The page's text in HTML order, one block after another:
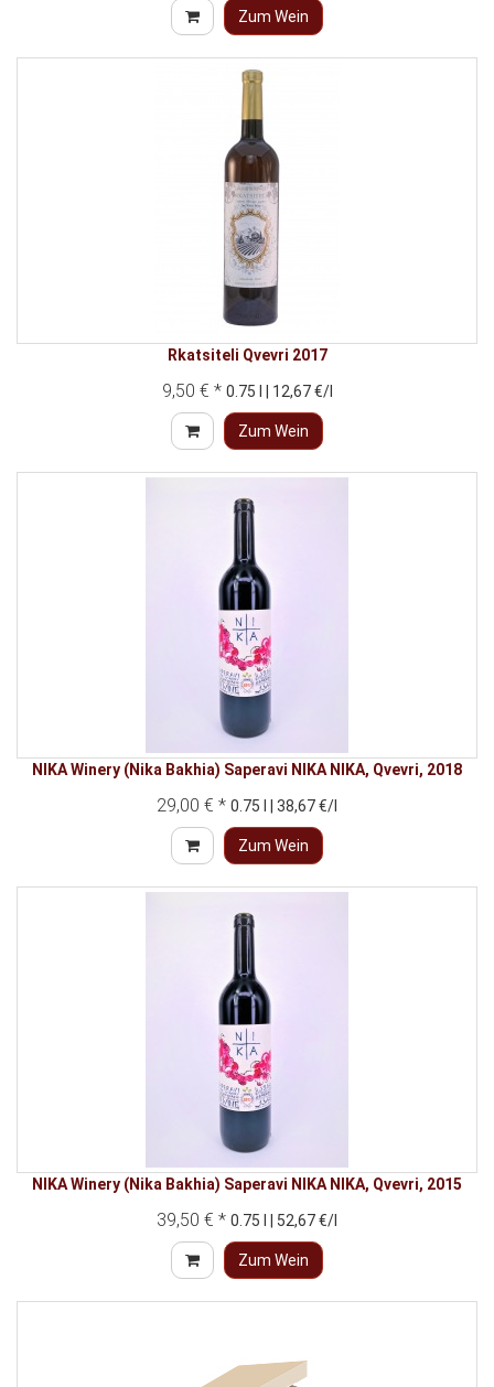
Zum Wein
Rkatsiteli Qvevri 2017
9,50 € * 0.75 l | 12,67 €/l
Zum Wein
NIKA Winery (Nika Bakhia) Saperavi NIKA NIKA, Qvevri, 2018
29,00 € * 0.75 l | 38,67 €/l
Zum Wein
NIKA Winery (Nika Bakhia) Saperavi NIKA NIKA, Qvevri, 2015
39,50 € * 0.75 l | 52,67 €/l
Zum Wein